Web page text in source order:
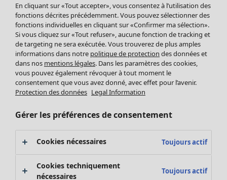
Leggings et collants
Accessoires
Chaussures
Vêtements de bain
Basics
Soldes Mobilier
Bonnes affaires déco
Décoration
Textiles
Tapis
Éponge
En cliquant sur «Tout accepter», vous consentez à l’utilisation des
fonctions décrites précédemment. Vous pouvez sélectionner des
fonctions individuelles en cliquant sur «Confirmer ma sélection».
Si vous cliquez sur «Tout refuser», aucune fonction de tracking et
de targeting ne sera exécutée. Vous trouverez de plus amples
informations dans notre politique de protection des données et
dans nos mentions légales. Dans les paramètres des cookies,
vous pouvez également révoquer à tout moment le
consentement que vous avez donné, avec effet pour l’avenir.
Protection des données Legal Information
Gérer les préférences de consentement
Cookies nécessaires Toujours actif
Cookies techniquement
nécessaires
Toujours actif